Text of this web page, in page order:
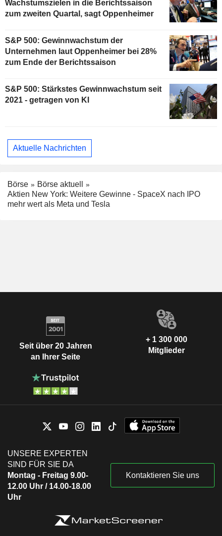
Wachstumszielen in die Berichtssaison
zum zweiten Quartal, sagt Oppenheimer
S&P 500: Gewinnwachstum der
Unternehmen laut Oppenheimer bei 28%
zum Ende der Berichtssaison
S&P 500: Stärkstes Gewinnwachstum seit
2021 - getragen von KI
Aktuelle Nachrichten
Börse
Börse aktuell
Aktien New York: Weitere Gewinne - SpaceX nach IPO
mehr wert als Meta und Tesla
Seit über 20 Jahren
an Ihrer Seite
+ 1 300 000
Mitglieder
UNSERE EXPERTEN
SIND FÜR SIE DA
Montag - Freitag 9.00-
12.00 Uhr / 14.00-18.00
Uhr
Kontaktieren Sie uns